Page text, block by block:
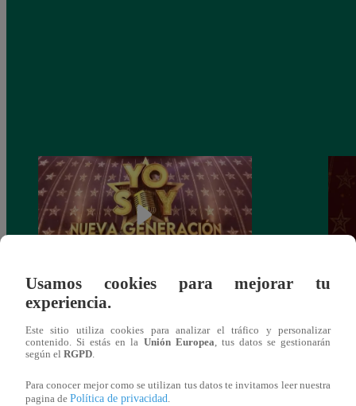
Yo Soy: Nueva Generación – Gran Final
– 14 de junio del 2021 – Programa
completo
Usamos cookies para mejorar tu
experiencia.
Este sitio utiliza cookies para analizar el tráfico y personalizar
contenido. Si estás en la Unión Europea, tus datos se gestionarán
según el RGPD.
Para conocer mejor como se utilizan tus datos te invitamos leer nuestra
pagina de Política de privacidad.